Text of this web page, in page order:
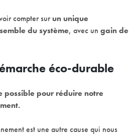
compter surun unique
du système, avec un gain de
éco-durable
possible pour réduire notre
est une autre cause qui nous